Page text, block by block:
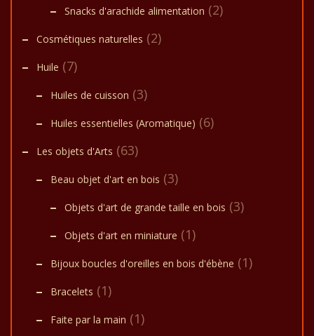
Snacks d'arachide alimentation (2)
Cosmétiques naturelles (2)
Huile (7)
Huiles de cuisson (3)
Huiles essentielles (Aromatique) (6)
Les objets d'Arts (63)
Beau objet d'art en bois (3)
Objets d'art de grande taille en bois (3)
Objets d'art en miniature (1)
Bijoux boucles d'oreilles en bois d'ébène (1)
Bracelets (1)
Faite par la main (1)